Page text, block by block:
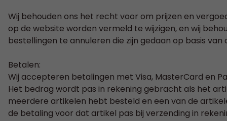
Wij behouden ons het recht voor om prijzen en
op de website worden vermeld te wijzigen, en wij
bestellingen te annuleren die zijn gedaan op basis van
Betalen:
Wij accepteren betalingen met Visa, MasterCard en
Het bedrag wordt pas in rekening gebracht als het
meerdere artikelen hebt besteld en een van de
de betaling voor dat artikel pas bij verzending in